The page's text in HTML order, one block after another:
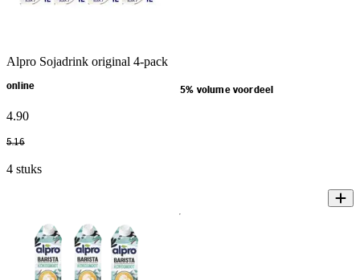
Alpro Sojadrink original 4-pack
online 5% volume voordeel
4.90
5.16
4 stuks